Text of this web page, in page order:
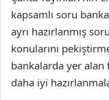
kapsamlı soru
ayrı hazırlanmış
konularını
bankalarda yer alan
daha iyi